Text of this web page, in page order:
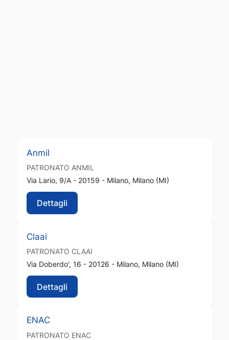
Anmil
PATRONATO ANMIL
Via Lario, 9/A - 20159 - Milano, Milano (MI)
Dettagli
Claai
PATRONATO CLAAI
Via Doberdo', 16 - 20126 - Milano, Milano (MI)
Dettagli
ENAC
PATRONATO ENAC